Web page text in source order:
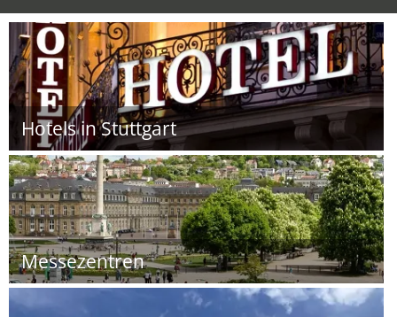
Hotels in Stuttgart
Messezentren